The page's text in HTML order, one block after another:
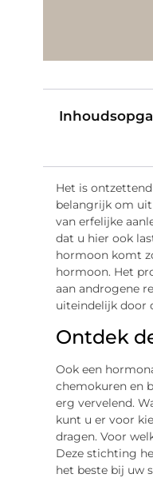
Het is
belangrijk om
van erfelijke
dat u hier ook
hormoon komt
hormoon. Het
aan androgene
uiteindelijk door
Ontdek
Ook een
chemokuren en
erg vervelend.
kunt u er voor
dragen. Voor
Deze stichting
het beste bij uw